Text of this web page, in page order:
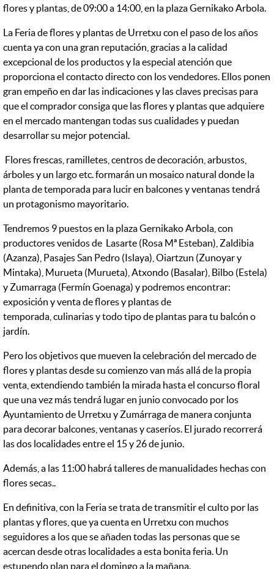
flores y plantas, de 09:00 a 14:00, en la plaza Gernikako Arbola.
La Feria de flores y plantas de Urretxu con el paso de los años
cuenta ya con una gran reputación, gracias a la calidad
excepcional de los productos y la especial atención que
proporciona el contacto directo con los vendedores. Ellos ponen
gran empeño en dar las indicaciones y las claves precisas para
que el comprador consiga que las flores y plantas que adquiere
en el mercado mantengan todas sus cualidades y puedan
desarrollar su mejor potencial.
Flores frescas, ramilletes, centros de decoración, arbustos,
árboles y un largo etc. formarán un mosaico natural donde la
planta de temporada para lucir en balcones y ventanas tendrá
un protagonismo mayoritario.
Tendremos 9 puestos en la plaza Gernikako Arbola, con
productores venidos de Lasarte (Rosa Mª Esteban), Zaldibia
(Azanza), Pasajes San Pedro (Islaya), Oiartzun (Zunoyar y
Mintaka), Murueta (Murueta), Atxondo (Basalar), Bilbo (Estela)
y Zumarraga (Fermín Goenaga) y podremos encontrar:
exposición y venta de flores y plantas de
temporada, culinarias y todo tipo de plantas para tu balcón o
jardín.
Pero los objetivos que mueven la celebración del mercado de
flores y plantas desde su comienzo van más allá de la propia
venta, extendiendo también la mirada hasta el concurso floral
que una vez más tendrá lugar en junio convocado por los
Ayuntamiento de Urretxu y Zumárraga de manera conjunta
para decorar balcones, ventanas y caseríos. El jurado recorrerá
las dos localidades entre el 15 y 26 de junio.
Además, a las 11:00 habrá talleres de manualidades hechas con
flores secas..
En definitiva, con la Feria se trata de transmitir el culto por las
plantas y flores, que ya cuenta en Urretxu con muchos
seguidores a los que se añaden todas las personas que se
acercan desde otras localidades a esta bonita feria. Un
estupendo plan para el domingo a la mañana.